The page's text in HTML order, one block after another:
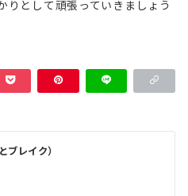
りとして頑張っていきましょう
レイク）